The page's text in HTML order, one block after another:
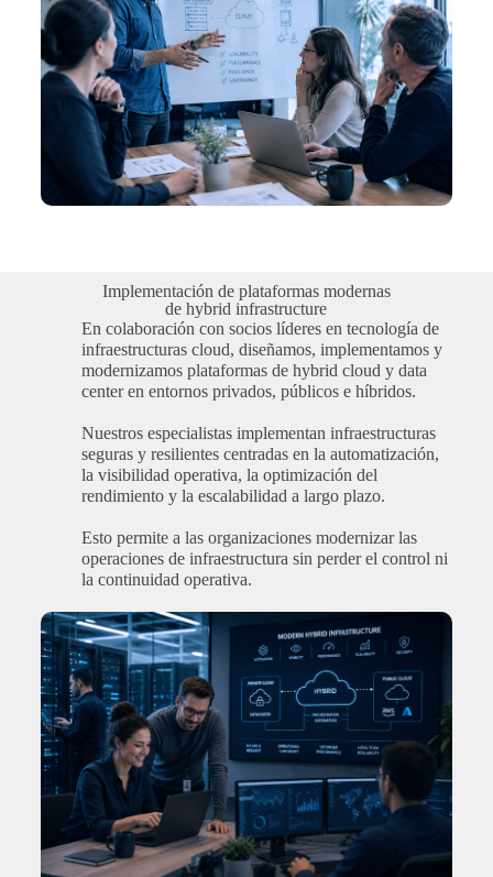
Implementación de plataformas modernas
de hybrid infrastructure
En colaboración con socios líderes en tecnología de
infraestructuras cloud, diseñamos, implementamos y
modernizamos plataformas de hybrid cloud y data
center en entornos privados, públicos e híbridos.
Nuestros especialistas implementan infraestructuras
seguras y resilientes centradas en la automatización,
la visibilidad operativa, la optimización del
rendimiento y la escalabilidad a largo plazo.
Esto permite a las organizaciones modernizar las
operaciones de infraestructura sin perder el control ni
la continuidad operativa.